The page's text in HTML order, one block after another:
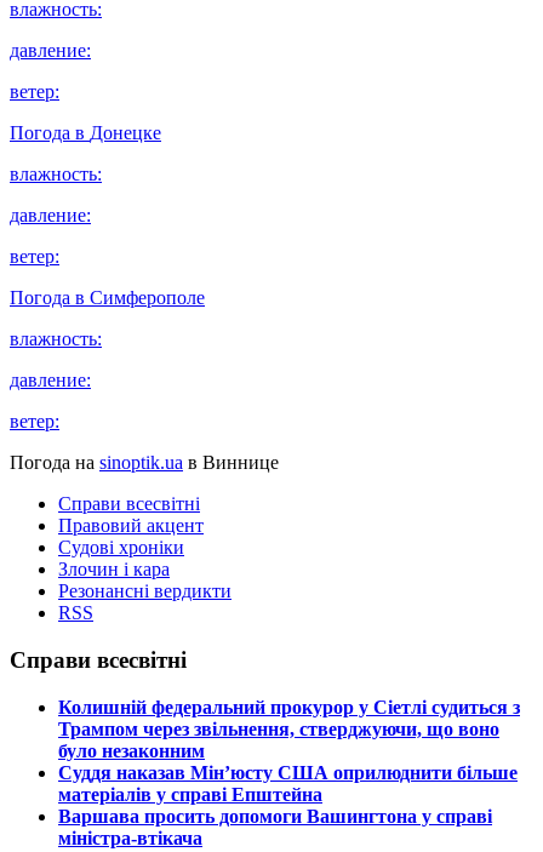
влажность:
давление:
ветер:
Погода в Донецке
влажность:
давление:
ветер:
Погода в Симферополе
влажность:
давление:
ветер:
Погода на sinoptik.ua в Виннице
Справи всесвітні
Правовий акцент
Судові хроніки
Злочин і кара
Резонансні вердикти
RSS
Справи всесвітні
​Колишній федеральний прокурор у Сіетлі судиться з
Трампом через звільнення, стверджуючи, що воно
було незаконним
​Суддя наказав Мін’юсту США оприлюднити більше
матеріалів у справі Епштейна
​Варшава просить допомоги Вашингтона у справі
міністра-втікача